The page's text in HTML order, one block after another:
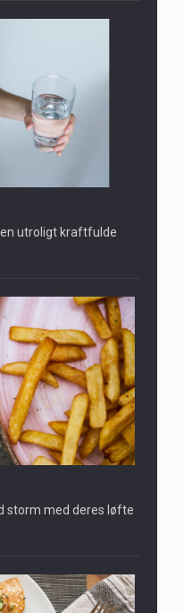
utroligt kraftfulde
storm med deres løfte